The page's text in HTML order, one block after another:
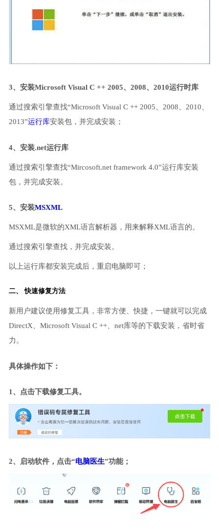
3、安装Microsoft Visual C ++ 2005、2008、2010运行时库
通过搜索引擎查找“Microsoft Visual C ++ 2005、2008、2010、
2013”运行库安装包，并完成安装；
4、安装.net运行库
通过搜索引擎查找“Mircosoft.net framework 4.0”运行库安装
包，并完成安装。
5、安装MSXML
MSXML是微软的XML语言解析器，用来解释XML语言的。
通过搜索引擎查找，并完成安装。
以上运行库都安装完成后，重启电脑即可；
二、 快速修复方法
新用户建议使用修复工具，非常方便、快捷，一键就可以完成
DirectX、Microsoft Visual C ++、net库等的下载安装，省时省
力。
具体操作如下：
1、点击下载修复工具。
2、启动软件，点击“电脑医生”功能；